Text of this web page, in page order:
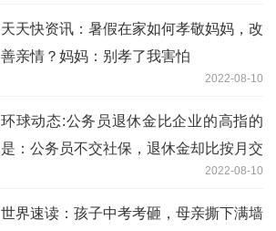
天天快资讯：暑假在家如何孝敬妈妈，改
善亲情？妈妈：别孝了我害怕
2022-08-10
环球动态:公务员退休金比企业的高指的
是：公务员不交社保，退休金却比按月交
2022-08-10
世界速读：孩子中考考砸，母亲撕下满墙